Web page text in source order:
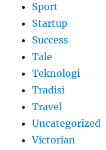
Sport
Startup
Success
Tale
Teknologi
Tradisi
Travel
Uncategorized
Victorian